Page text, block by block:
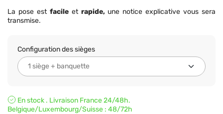
La pose est facile etrapide, une notice explicative vous sera
transmise.
Configuration des sièges
En stock . Livraison France 24/48h.
Belgique/Luxembourg/Suisse : 48/72h